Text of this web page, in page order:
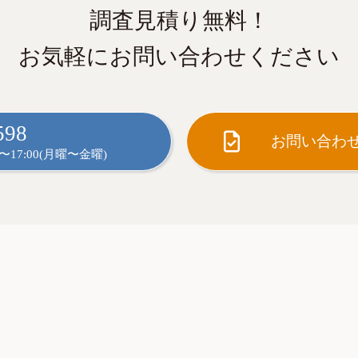
調査見積り無料！
お気軽にお問い合わせください
17:00(月曜〜金曜)
お問い合わ